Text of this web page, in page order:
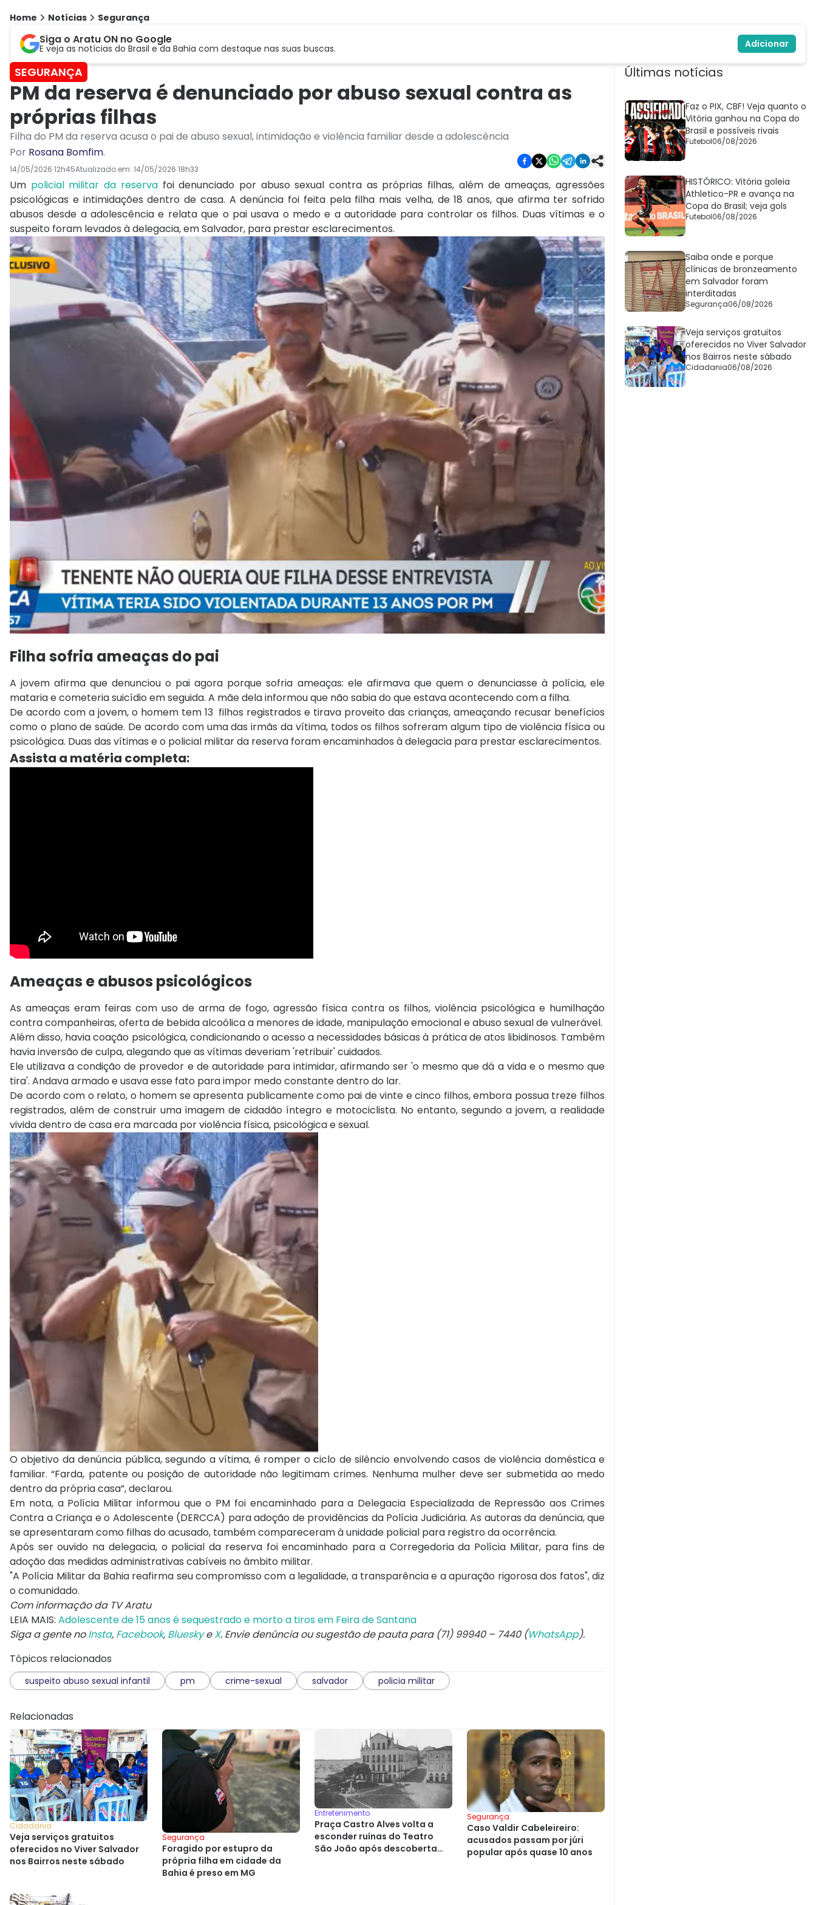
Home Notícias Segurança
Siga o Aratu ON no Google
E veja as notícias do Brasil e da Bahia com destaque nas suas buscas. Adicionar
SEGURANÇA
PM da reserva é denunciado por abuso sexual contra as
próprias filhas
Filha do PM da reserva acusa o pai de abuso sexual, intimidação e violência familiar desde a adolescência
Por Rosana Bomfim.
14/05/2026 12h45Atualizado em: 14/05/2026 18h33
Um policial militar da reservafoi denunciado por abuso sexual contra as próprias filhas, além de ameaças, agressões
psicológicas e intimidações dentro de casa. A denúncia foi feita pela filha mais velha, de 18 anos, que afirma ter sofrido
abusos desde a adolescência e relata que o pai usava o medo e a autoridade para controlar os filhos. Duas vítimas e o
suspeito foram levados à delegacia, em Salvador, para prestar esclarecimentos.
Filha sofria ameaças do pai
A jovem afirma que denunciou o pai agora porque sofria ameaças: ele afirmava que quem o denunciasse à polícia, ele
mataria e cometeria suicídio em seguida. A mãe dela informou que não sabia do que estava acontecendo com a filha.
De acordo com a jovem, o homem tem 13 filhos registrados e tirava proveito das crianças, ameaçando recusar benefícios
como o plano de saúde. De acordo com uma das irmãs da vítima, todos os filhos sofreram algum tipo de violência física ou
psicológica. Duas das vítimas e o policial militar da reserva foram encaminhados à delegacia para prestar esclarecimentos.
Assista a matéria completa:
Ameaças e abusos psicológicos
As ameaças eram feiras com uso de arma de fogo, agressão física contra os filhos, violência psicológica e humilhação
contra companheiras, oferta de bebida alcoólica a menores de idade, manipulação emocional e abuso sexual de vulnerável.
Além disso, havia coação psicológica, condicionando o acesso a necessidades básicas à prática de atos libidinosos. Também
havia inversão de culpa, alegando que as vítimas deveriam 'retribuir' cuidados.
Ele utilizava a condição de provedor e de autoridade para intimidar, afirmando ser 'o mesmo que dá a vida e o mesmo que
tira'. Andava armado e usava esse fato para impor medo constante dentro do lar.
De acordo com o relato, o homem se apresenta publicamente como pai de vinte e cinco filhos, embora possua treze filhos
registrados, além de construir uma imagem de cidadão íntegro e motociclista. No entanto, segundo a jovem, a realidade
vivida dentro de casa era marcada por violência física, psicológica e sexual.
O objetivo da denúncia pública, segundo a vítima, é romper o ciclo de silêncio envolvendo casos de violência doméstica e
familiar. “Farda, patente ou posição de autoridade não legitimam crimes. Nenhuma mulher deve ser submetida ao medo
dentro da própria casa”, declarou.
Em nota, a Polícia Militar informou que o PM foi encaminhado para a Delegacia Especializada de Repressão aos Crimes
Contra a Criança e o Adolescente (DERCCA) para adoção de providências da Polícia Judiciária. As autoras da denúncia, que
se apresentaram como filhas do acusado, também compareceram à unidade policial para registro da ocorrência.
Após ser ouvido na delegacia, o policial da reserva foi encaminhado para a Corregedoria da Polícia Militar, para fins de
adoção das medidas administrativas cabíveis no âmbito militar.
"A Polícia Militar da Bahia reafirma seu compromisso com a legalidade, a transparência e a apuração rigorosa dos fatos", diz
o comunidado.
Com informação da TV Aratu
LEIA MAIS: Adolescente de 15 anos é sequestrado e morto a tiros em Feira de Santana
Siga a gente noInsta, Facebook, BlueskyeX. Envie denúncia ou sugestão de pauta para (71) 99940 – 7440 (WhatsApp).
Tópicos relacionados
suspeito abuso sexual infantil pm crime-sexual salvador policia militar
Relacionadas
Cidadania
Veja serviços gratuitos
oferecidos no Viver Salvador
nos Bairros neste sábado
Segurança
Foragido por estupro da
própria filha em cidade da
Bahia é preso em MG
Entretenimento
Praça Castro Alves volta a
esconder ruínas do Teatro
São João após descoberta
Segurança
Caso Valdir Cabeleireiro:
acusados passam por júri
popular após quase 10 anos
Últimas notícias
Faz o PIX, CBF! Veja quanto o
Vitória ganhou na Copa do
Brasil e possíveis rivais
Futebol06/08/2026
HISTÓRICO: Vitória goleia
Athletico-PR e avança na
Copa do Brasil; veja gols
Futebol06/08/2026
Saiba onde e porque
clínicas de bronzeamento
em Salvador foram
interditadas
Segurança06/08/2026
Veja serviços gratuitos
oferecidos no Viver Salvador
nos Bairros neste sábado
Cidadania06/08/2026